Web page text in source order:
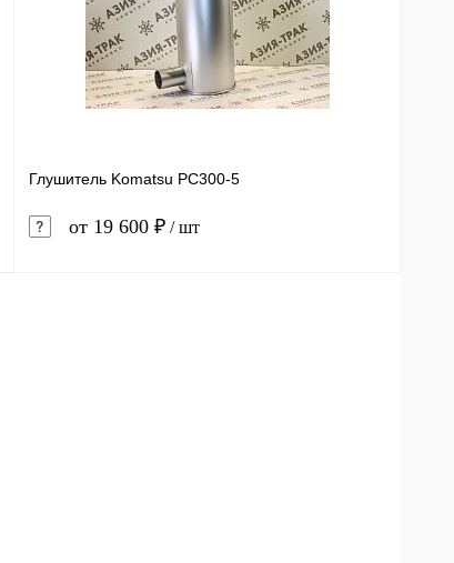
В избранное В наличии
Глушитель Komatsu PC300-5
от 19 600 ₽ / шт